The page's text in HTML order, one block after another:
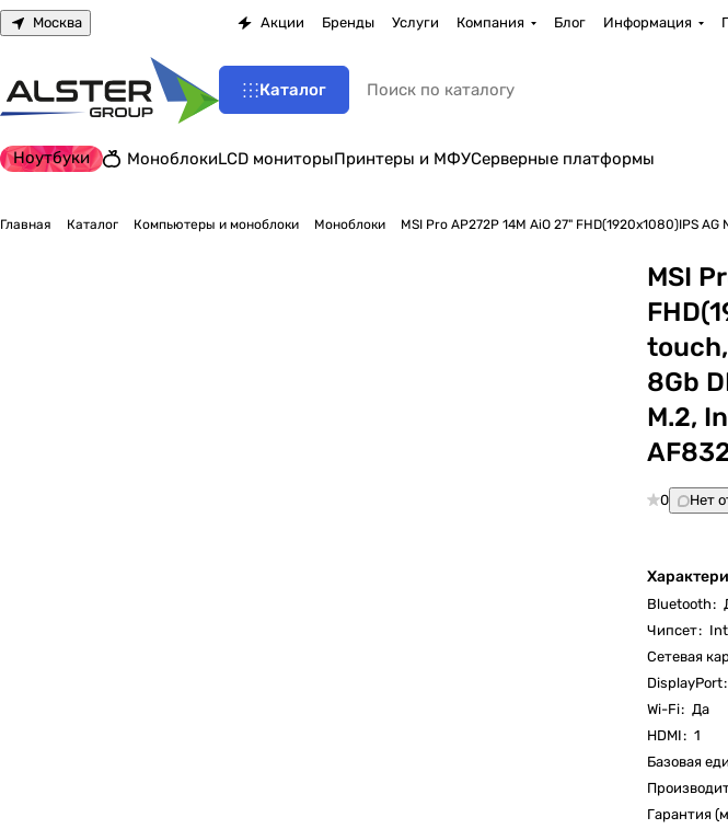
Москва Акции Бренды Услуги Компания Блог Информация
Каталог
Ноутбуки МоноблокиLCD мониторыПринтеры и МФУСерверные платформы
Главная Каталог Компьютеры и моноблоки Моноблоки MSI Pro AP272P 14M AiO 27" FHD(1920x1080)IPS
MSI
8Gb
M.2,
0 Нет
Bluetooth:
Чипсет:
Cетевая
DisplayPort:
Wi-Fi: Да
HDMI: 1
Базовая
Гарантия